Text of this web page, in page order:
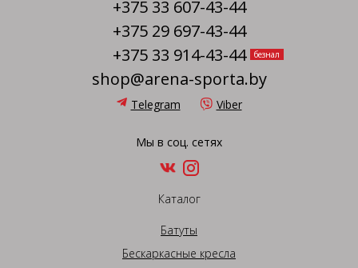
+375 33 607-43-44
+375 29 697-43-44
+375 33 914-43-44
безнал
shop@arena-sporta.by
Telegram Viber
Мы в соц. сетях
Каталог
Батуты
Бескаркасные кресла